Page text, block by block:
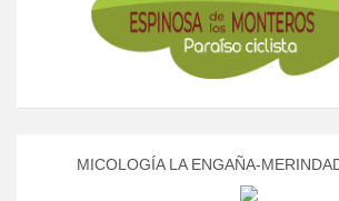
MICOLOGÍA LA ENGAÑA-